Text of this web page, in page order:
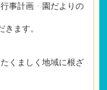
行事計画・ 園だよりの
ます。
くましく地域に根ざ